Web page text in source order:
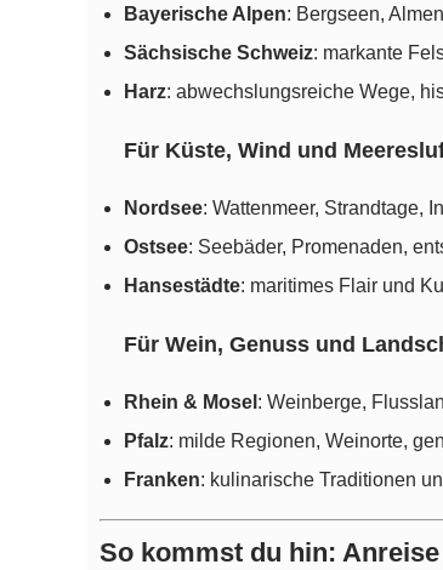
Bayerische Alpen: Bergseen,
Sächsische Schweiz: markante
Harz: abwechslungsreiche Wege,
Für Küste, Wind und
Nordsee: Wattenmeer, Strandtage,
Ostsee: Seebäder, Promenaden,
Hansestädte: maritimes Flair und
Für Wein, Genuss und
Rhein & Mosel : Weinberge,
Pfalz: milde Regionen, Weinorte,
Franken: kulinarische Traditionen
So kommst du hin: